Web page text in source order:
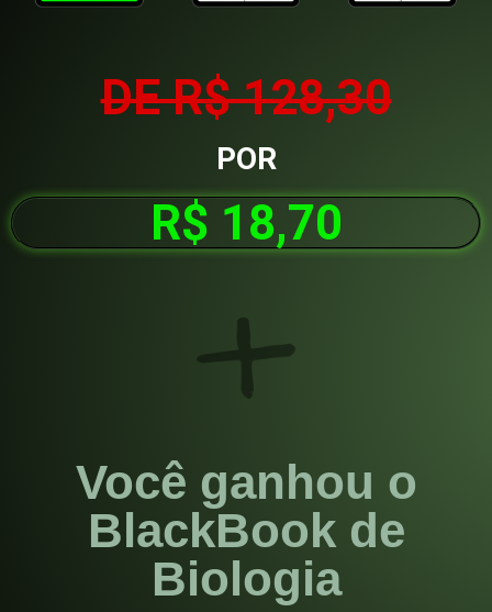
DE R$ 128,30
POR
R$ 18,70
Você ganhou o
BlackBook de
Biologia